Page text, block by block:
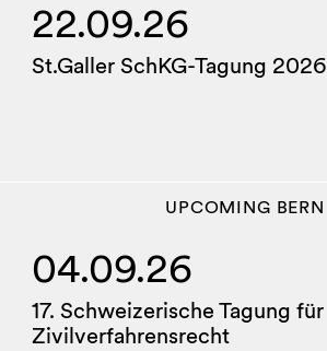
22.09.26
St.Galler SchKG-Tagung 2026
UPCOMING BERN
04.09.26
17. Schweizerische Tagung für
Zivilverfahrensrecht